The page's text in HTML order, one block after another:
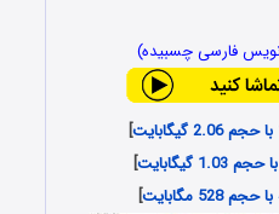
فارسی چسبیده)
]
]
]